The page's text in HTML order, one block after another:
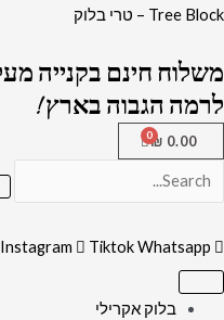
דילוג
Tree Block – טרי בלוק
לרמה הגבוה בארץ !
0.00
₪
Instagram TiktokWhatsapp
בלוק אקרילי
כמות
699
-
מודרני
וצבעוני
הרבי
מליובאוויטש
מחייך